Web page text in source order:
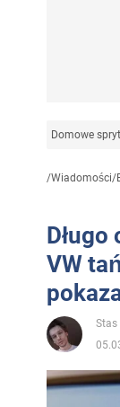
Domowe
/Wiadomości/
VW
Stas